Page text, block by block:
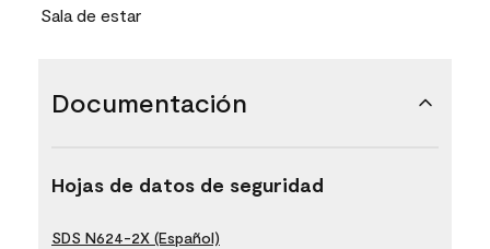
Sala de estar
Documentación
Hojas de datos de seguridad
SDS N624-2X (Español)